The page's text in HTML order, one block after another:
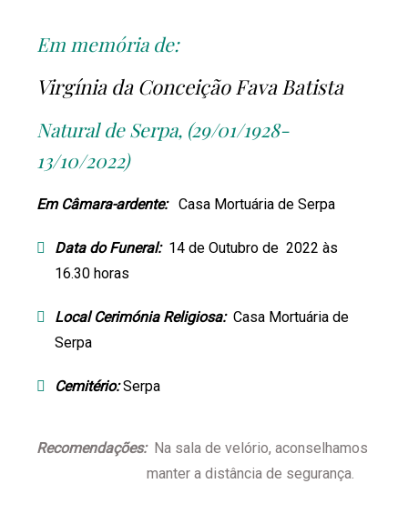
Em memória de:
Virgínia da Conceição Fava Batista
Natural de Serpa, (29/01/1928-
13/10/2022)
Em Câmara-ardente: Casa Mortuária de Serpa
Data do Funeral: 14 de Outubro de 2022 às
16.30 horas
Local Cerimónia Religiosa: Casa Mortuária de
Serpa
Cemitério:Serpa
Recomendações:Na sala de velório, aconselhamos
manter a distância de segurança.